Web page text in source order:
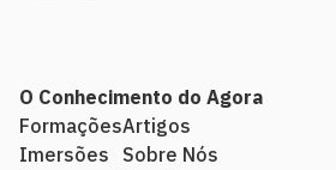
O Conhecimento do Agora
Formações
Imersões
Artigos
Sobre Nós